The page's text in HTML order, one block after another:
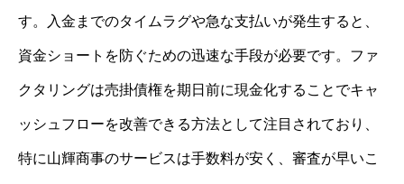
す。入金までのタイムラグや急な支払いが発生すると、
資金ショートを防ぐための迅速な手段が必要です。ファ
クタリングは売掛債権を期日前に現金化することでキャ
ッシュフローを改善できる方法として注目されており、
特に山輝商事のサービスは手数料が安く、審査が早いこ